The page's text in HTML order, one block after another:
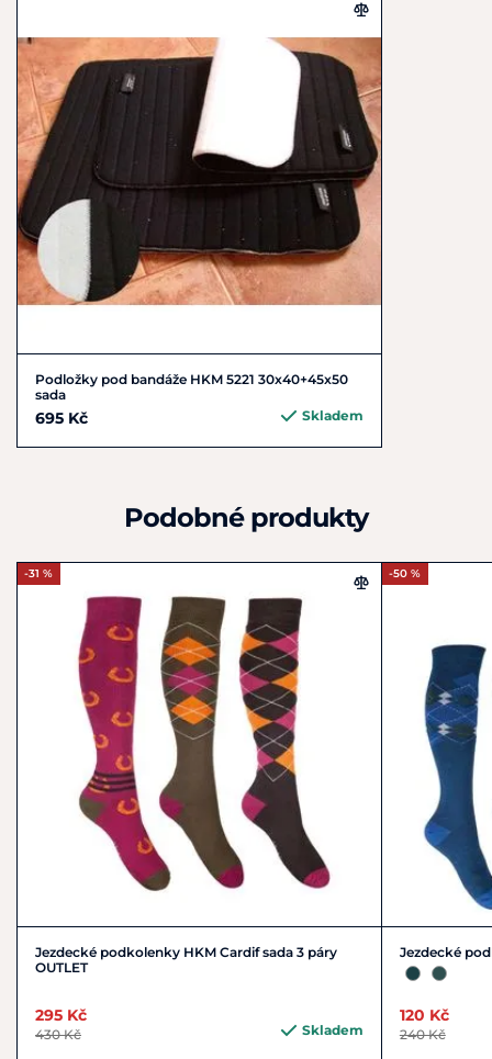
Podložky pod bandáže HKM 5221 30x40+45x50
sada
695 Kč Skladem
Podobné produkty
-31 %
Jezdecké podkolenky HKM Cardif sada 3 páry
OUTLET
295 Kč
430 Kč Skladem
-50 %
Jezdecké
120 Kč
240 Kč